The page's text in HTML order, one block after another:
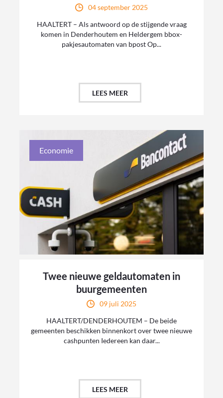
04 september 2025
HAALTERT – Als antwoord op de stijgende vraag
komen in Denderhoutem en Heldergem bbox-
pakjesautomaten van bpost Op...
LEES MEER
Economie
Twee nieuwe geldautomaten in
buurgemeenten
09 juli 2025
HAALTERT/DENDERHOUTEM – De beide
gemeenten beschikken binnenkort over twee nieuwe
cashpunten Iedereen kan daar...
LEES MEER